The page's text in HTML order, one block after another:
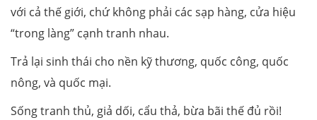
với cả thế giới, chứ không phải các sạp hàng, cửa hiệu
“trong làng” cạnh tranh nhau.
Trả lại sinh thái cho nền kỹ thương, quốc công, quốc
nông, và quốc mại.
Sống tranh thủ, giả dối, cẩu thả, bừa bãi thế đủ rồi!